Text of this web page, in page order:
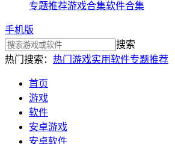
专题推荐游戏合集软件合集
手机版
搜索
热门搜索： 热门游戏实用软件专题推荐
首页
游戏
软件
安卓游戏
安卓软件